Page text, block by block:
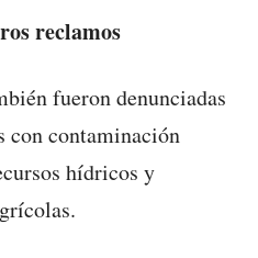
reclamos
fueron denunciadas
con contaminación
hídricos y